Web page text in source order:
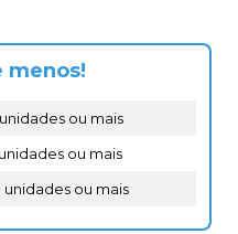
menos!
ou mais
ou mais
unidades ou mais